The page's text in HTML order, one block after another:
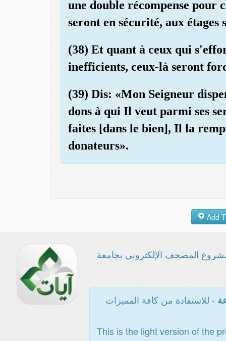
une double récompense
seront en sécurité, aux
(38) Et quant à ceux qui
inefficients, ceux-là seront
(39) Dis: «Mon Seigneur
dons à qui Il veut parmi ses
faites [dans le bien], Il la
donateurs».
المصحف الإلكتروني بجامعة
- للاستفادة من كافة المميزات
This is the light version of the